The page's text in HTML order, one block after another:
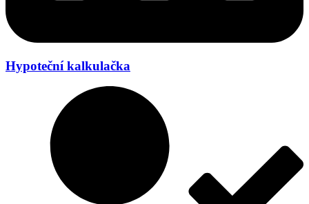
Hypoteční kalkulačka